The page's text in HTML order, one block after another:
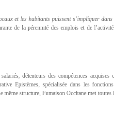
et les habitants puissent s’impliquer
de la pérennité des emplois et de
détenteurs des compétences
Epistèmes, spécialisée dans les
structure, Fumaison Occitane met